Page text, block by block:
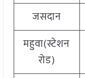
जसदान
महुवा(स्टेशन
रोड)